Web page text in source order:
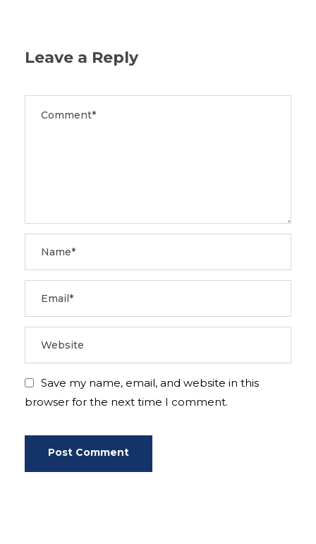
Leave a Reply
Save my name, email, and website in this
browser for the next time I comment.